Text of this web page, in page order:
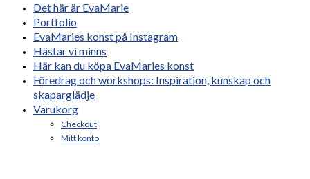
Det här är EvaMarie
Portfolio
EvaMaries konst på Instagram
Hästar vi minns
Här kan du köpa EvaMaries konst
Föredrag och workshops: Inspiration, kunskap och
skaparglädje
Varukorg
Checkout
Mitt konto